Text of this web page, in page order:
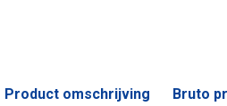
Product omschrijving Bruto